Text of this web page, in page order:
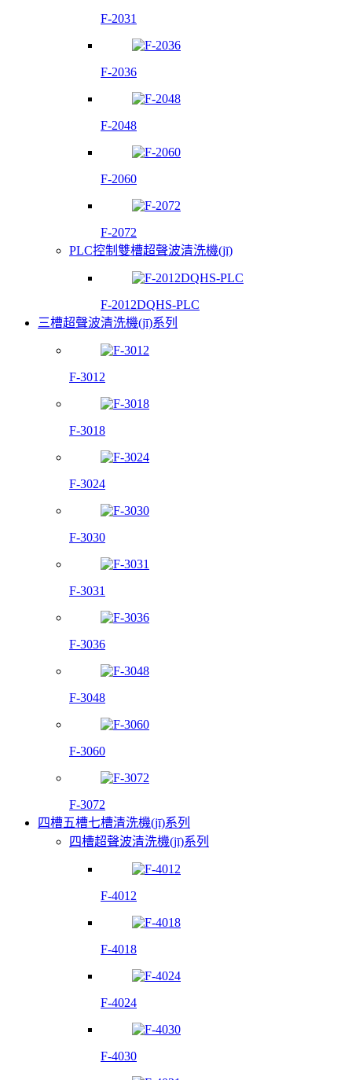
F-2031
F-2036
F-2048
F-2060
F-2072
PLC控制雙槽超聲波清洗機(jī)
F-2012DQHS-PLC
三槽超聲波清洗機(jī)系列
F-3012
F-3018
F-3024
F-3030
F-3031
F-3036
F-3048
F-3060
F-3072
四槽五槽七槽清洗機(jī)系列
四槽超聲波清洗機(jī)系列
F-4012
F-4018
F-4024
F-4030